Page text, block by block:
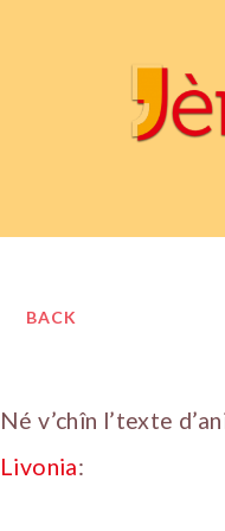
BACK
Né v’chîn l’texte
Livonia: